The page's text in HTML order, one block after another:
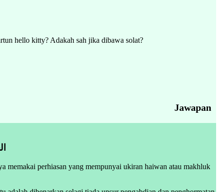
hello kitty? Adakah sah jika dibawa solat?
Jawapan
memakai perhiasan yang mempunyai ukiran haiwan atau makhluk